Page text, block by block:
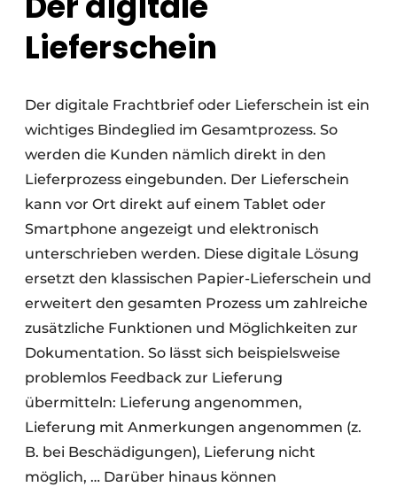
Lieferschein
Der digitale Frachtbrief oder Lieferschein ist ein
wichtiges Bindeglied im Gesamtprozess. So
werden die Kunden nämlich direkt in den
Lieferprozess eingebunden. Der Lieferschein
kann vor Ort direkt auf einem Tablet oder
Smartphone angezeigt und elektronisch
unterschrieben werden. Diese digitale Lösung
ersetzt den klassischen Papier-Lieferschein und
erweitert den gesamten Prozess um zahlreiche
zusätzliche Funktionen und Möglichkeiten zur
Dokumentation. So lässt sich beispielsweise
problemlos Feedback zur Lieferung
übermitteln: Lieferung angenommen,
Lieferung mit Anmerkungen angenommen (z.
B. bei Beschädigungen), Lieferung nicht
möglich, … Darüber hinaus können